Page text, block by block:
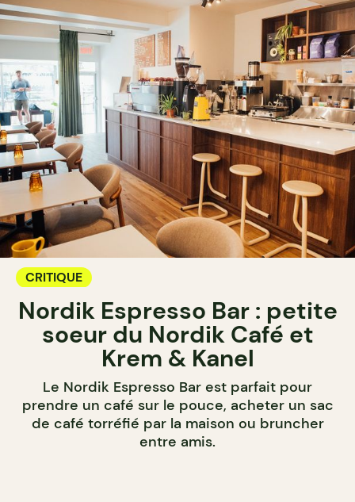
CRITIQUE
Nordik Espresso Bar : petite
soeur du Nordik Café et
Krem & Kanel
Le Nordik Espresso Bar est parfait pour
prendre un café sur le pouce, acheter un sac
de café torréfié par la maison ou bruncher
entre amis.